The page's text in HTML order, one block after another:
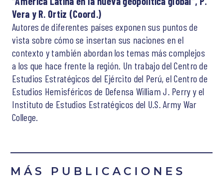
Vera y R. Ortiz (Coord.)
Autores de diferentes países exponen sus puntos de
vista sobre cómo se insertan sus naciones en el
contexto y también abordan los temas más complejos
a los que hace frente la región. Un trabajo del Centro de
Estudios Estratégicos del Ejército del Perú, el Centro de
Estudios Hemisféricos de Defensa William J. Perry y el
Instituto de Estudios Estratégicos del U.S. Army War
College.
MÁS PUBLICACIONES